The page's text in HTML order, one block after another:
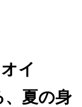
イ
、夏の身